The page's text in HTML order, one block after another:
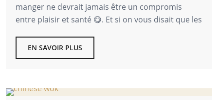
manger ne devrait jamais être un compromis
entre plaisir et santé 😋. Et si on vous disait que les
EN SAVOIR PLUS